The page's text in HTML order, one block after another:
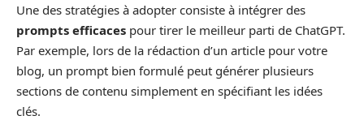
Une des stratégies à adopter consiste à intégrer des
prompts efficaces pour tirer le meilleur parti de ChatGPT.
Par exemple, lors de la rédaction d’un article pour votre
blog, un prompt bien formulé peut générer plusieurs
sections de contenu simplement en spécifiant les idées
clés.